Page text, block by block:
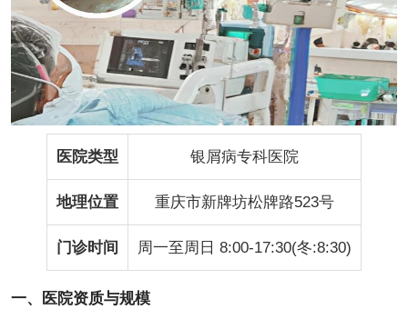
医院类型 银屑病专科医院
地理位置 重庆市新牌坊松牌路523号
门诊时间 周一至周日 8:00-17:30(冬:8:30)
一、医院资质与规模